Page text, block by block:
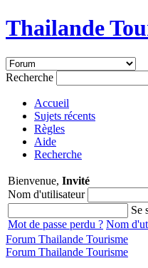
Thailande
Recherche
Accueil
Sujets récents
Règles
Aide
Recherche
Bienvenue, Invité
Nom d'utilisateur
Se
Mot de passe perdu ? Nom
Forum Thailande Tourisme
Forum Thailande Tourisme